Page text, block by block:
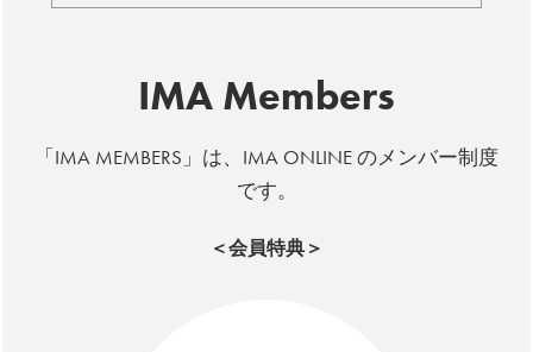
IMA Members
「IMA MEMBERS」は、IMA ONLINE のメンバー制度
です。
＜会員特典＞